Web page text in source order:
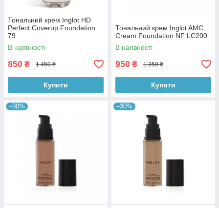
Тональний крем Inglot HD
Perfect Coverup Foundation
79
В наявності
850 ₴ 1 450 ₴
Купити
Тональний крем Inglot AMC
Cream Foundation NF LС200
В наявності
950 ₴ 1 350 ₴
Купити
–30% –30%